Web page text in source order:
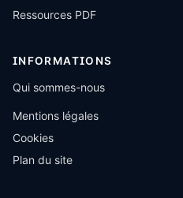
Ressources PDF
INFORMATIONS
Qui sommes-nous
Mentions légales
Cookies
Plan du site